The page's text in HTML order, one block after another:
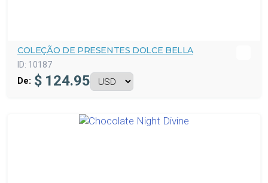
COLEÇÃO DE PRESENTES DOLCE BELLA
ID: 10187
De: $ 124.95